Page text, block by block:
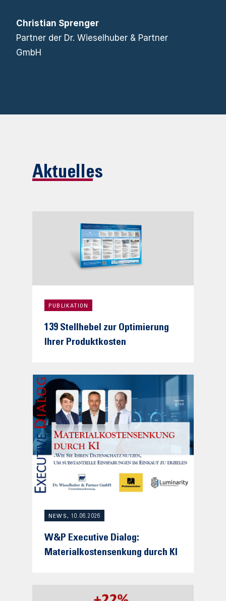
Aktuelles
PUBLIKATION
139 Stellhebel zur Optimierung
Ihrer Produktkosten
NEWS, 10.06.2026
W&P Executive Dialog:
Materialkostensenkung durch KI
Christian Sprenger
Partner der Dr. Wieselhuber & Partner
GmbH